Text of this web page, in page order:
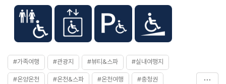
#가족여행 #관광지 #뷰티&스파 #실내여행지
#온양온천 #온천&스파 #온천여행 #충청권